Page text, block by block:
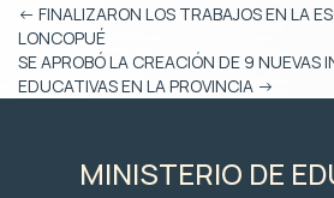
← FINALIZARON LOS TRABAJOS EN LA
LONCOPUÉ
SE APROBÓ LA CREACIÓN DE 9 NUEVAS
EDUCATIVAS EN LA PROVINCIA →
MINISTERIO DE